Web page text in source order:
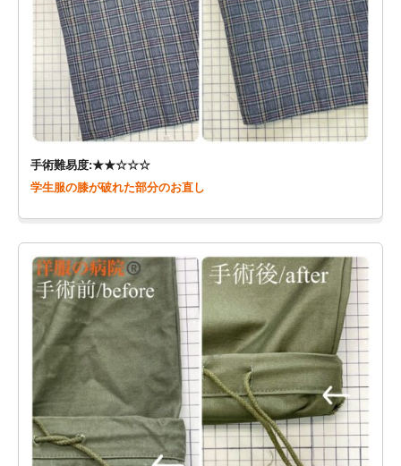
手術難易度:★★☆☆☆
学生服の膝が破れた部分のお直し